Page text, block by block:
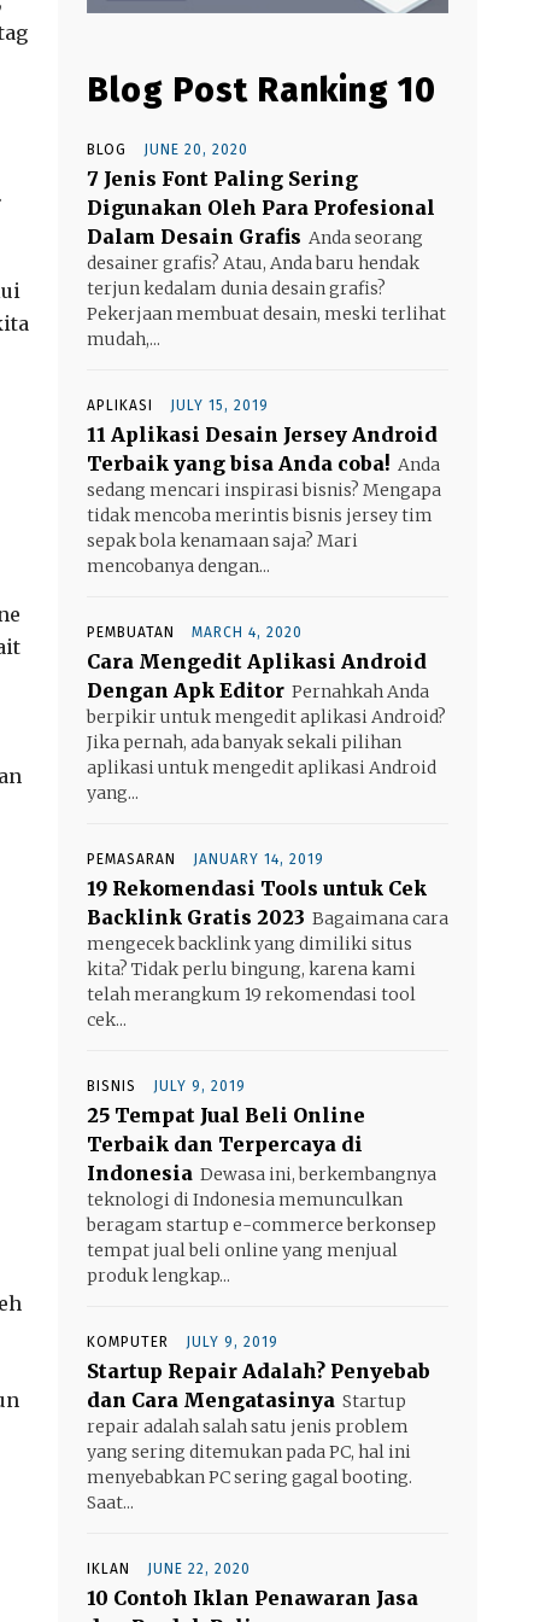
Blog Post Ranking 10
BLOG JUNE 20, 2020
7 Jenis Font Paling Sering
Digunakan Oleh Para Profesional
Dalam Desain Grafis Anda seorang
desainer grafis? Atau, Anda baru hendak
terjun kedalam dunia desain grafis?
Pekerjaan membuat desain, meski terlihat
mudah,...
APLIKASI JULY 15, 2019
11 Aplikasi Desain Jersey Android
Terbaik yang bisa Anda coba! Anda
sedang mencari inspirasi bisnis? Mengapa
tidak mencoba merintis bisnis jersey tim
sepak bola kenamaan saja? Mari
mencobanya dengan...
PEMBUATAN MARCH 4, 2020
Cara Mengedit Aplikasi Android
Dengan Apk Editor Pernahkah Anda
berpikir untuk mengedit aplikasi Android?
Jika pernah, ada banyak sekali pilihan
aplikasi untuk mengedit aplikasi Android
yang...
PEMASARAN JANUARY 14, 2019
19 Rekomendasi Tools untuk Cek
Backlink Gratis 2023 Bagaimana cara
mengecek backlink yang dimiliki situs
kita? Tidak perlu bingung, karena kami
telah merangkum 19 rekomendasi tool
cek...
BISNIS JULY 9, 2019
25 Tempat Jual Beli Online
Terbaik dan Terpercaya di
Indonesia Dewasa ini, berkembangnya
teknologi di Indonesia memunculkan
beragam startup e-commerce berkonsep
tempat jual beli online yang menjual
produk lengkap...
KOMPUTER JULY 9, 2019
Startup Repair Adalah? Penyebab
dan Cara Mengatasinya Startup
repair adalah salah satu jenis problem
yang sering ditemukan pada PC, hal ini
menyebabkan PC sering gagal booting.
Saat...
IKLAN JUNE 22, 2020
10 Contoh Iklan Penawaran Jasa